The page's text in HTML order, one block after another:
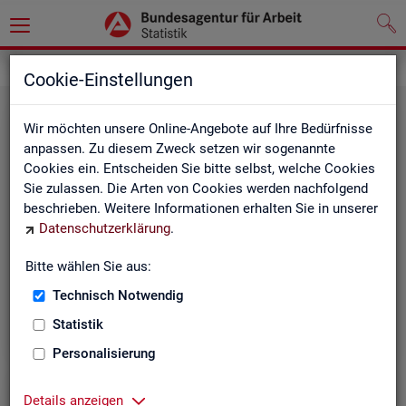
Cookie-Einstellungen
Wir möchten unsere Online-Angebote auf Ihre Bedürfnisse
anpassen. Zu diesem Zweck setzen wir sogenannte
Cookies ein. Entscheiden Sie bitte selbst, welche Cookies
Sie zulassen. Die Arten von Cookies werden nachfolgend
beschrieben. Weitere Informationen erhalten Sie in unserer
Datenschutzerklärung.
Bitte wählen Sie aus:
Technisch Notwendig
Statistik
Personalisierung
Details anzeigen
Me­tho­di­sche Hin­wei­se
Hintergrundinformationen und methodische Hinweise
zu den Fachstatistiken und weiteren Themen, z. B. zur